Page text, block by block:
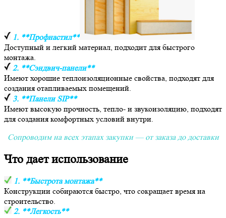
1. **Профнастил**
Доступный и легкий материал, подходит для быстрого
монтажа.
2. **Сэндвич-панели**
Имеют хорошие теплоизоляционные свойства, подходят для
создания отапливаемых помещений.
3. **Панели SIP**
Имеют высокую прочность, тепло- и звукоизоляцию, подходят
для создания комфортных условий внутри.
Сопроводим на всех этапах закупки — от заказа до доставки
Что дает использование
1. **Быстрота монтажа**
Конструкции собираются быстро, что сокращает время на
строительство.
2. **Легкость**